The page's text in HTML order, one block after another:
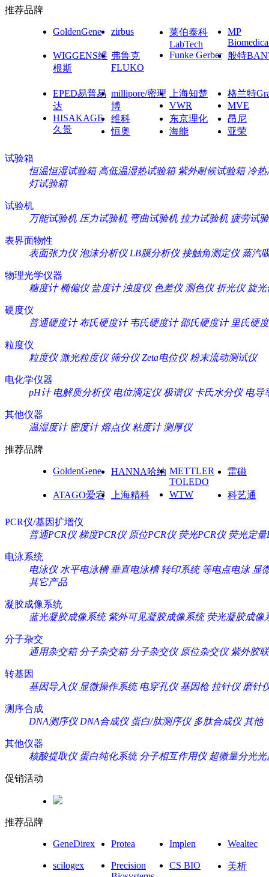
推荐品牌
GoldenGene zirbus
莱伯泰科
LabTech
MP
WIGGENS维
根斯
弗鲁克
FLUKO
Funke Gerber 般特
EPED易普易
达
millipore/密理
博
上海知楚
格兰特
VWR
MVE
HISAKAGE
久景
维科 东京理化
昂尼
恒奥
海能 亚荣
试验箱
恒温恒湿试验箱 高低温湿热试验箱 紫外耐候试验箱 冷热
灯试验箱
试验机
万能试验机 压力试验机 弯曲试验机 拉力试验机 疲劳试
表界面物性
表面张力仪 泡沫分析仪 LB膜分析仪 接触角测定仪 蒸汽
物理光学仪器
糖度计 椭偏仪 盐度计 浊度仪 色差仪 测色仪 折光仪 旋光
硬度仪
普通硬度计 布氏硬度计 韦氏硬度计 邵氏硬度计 里氏硬
粒度仪
粒度仪 激光粒度仪 筛分仪 Zeta电位仪 粉末流动测试仪
电化学仪器
pH计 电解质分析仪 电位滴定仪 极谱仪 卡氏水分仪 电导
其他仪器
温湿度计 密度计 熔点仪 粘度计 测厚仪
推荐品牌
GoldenGene HANNA哈纳 METTLER
TOLEDO
雷磁
ATAGO爱宕 上海精科 WTW 科艺通
PCR仪/基因扩增仪
普通PCR仪 梯度PCR仪 原位PCR仪 荧光PCR仪 荧光定量
电泳系统
电泳仪 水平电泳槽 垂直电泳槽 转印系统 等电点电泳 显
其它产品
凝胶成像系统
蓝光凝胶成像系统 紫外可见凝胶成像系统 荧光凝胶成像
分子杂交
通用杂交箱 分子杂交箱 分子杂交仪 原位杂交仪 紫外胶
转基因
基因导入仪 显微操作系统 电穿孔仪 基因枪 拉针仪 磨针
测序合成
DNA测序仪 DNA合成仪 蛋白/肽测序仪 多肽合成仪 其他
其他仪器
核酸提取仪 蛋白纯化系统 分子相互作用仪 超微量分光光
促销活动
推荐品牌
GeneDirex Protea Implen Wealtec
scilogex
Precision
CS BIO 美析